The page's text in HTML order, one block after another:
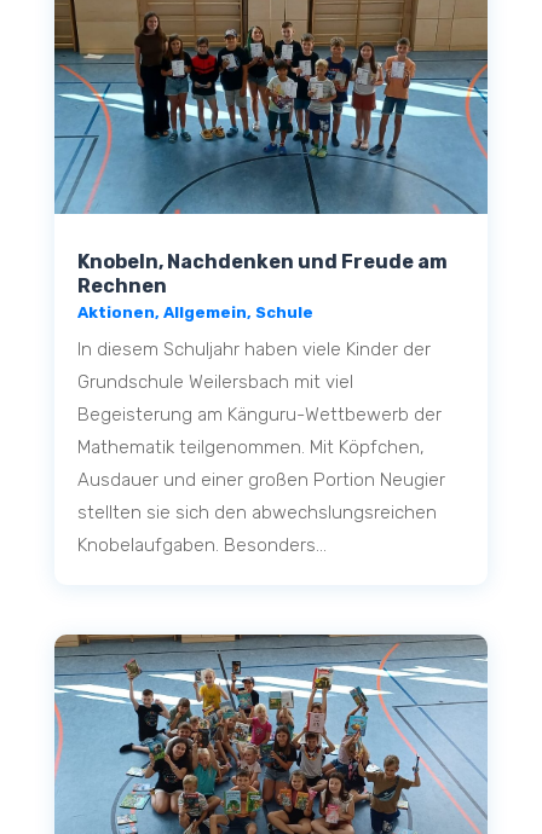
Knobeln, Nachdenken und Freude am
Rechnen
Aktionen, Allgemein, Schule
In diesem Schuljahr haben viele Kinder der
Grundschule Weilersbach mit viel
Begeisterung am Känguru-Wettbewerb der
Mathematik teilgenommen. Mit Köpfchen,
Ausdauer und einer großen Portion Neugier
stellten sie sich den abwechslungsreichen
Knobelaufgaben. Besonders...